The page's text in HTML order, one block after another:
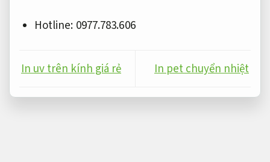
Hotline: 0977.783.606
In uv trên kính giá rẻ In pet chuyển nhiệt